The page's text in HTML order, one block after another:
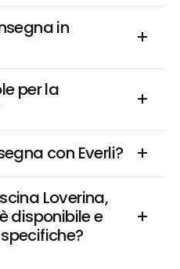
in
per la
con Everli?
Loverina,
disponibile e